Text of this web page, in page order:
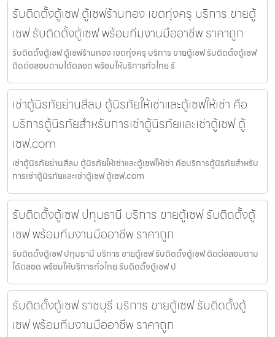
รับติดตั้งตู้เซฟ ตู้เซฟร้านทอง เขตทุ่งครุ บริการ ขายตู้
เซฟ รับติดตั้งตู้เซฟ พร้อมทีมงานมืออาชีพ ราคาถูก
รับติดตั้งตู้เซฟ ตู้เซฟร้านทอง เขตทุ่งครุ บริการ ขายตู้เซฟ รับติดตั้งตู้เซฟ
ติดต่อสอบถามได้ตลอด พร้อมให้บริการทั่วไทย รั
เช่าตู้นิรภัยย่านสีลม ตู้นิรภัยให้เช่าและตู้เซฟให้เช่า คือ
บริการตู้นิรภัยสำหรับการเช่าตู้นิรภัยและเช่าตู้เซฟ ตู้
เซฟ.com
เช่าตู้นิรภัยย่านสีลม ตู้นิรภัยให้เช่าและตู้เซฟให้เช่า คือบริการตู้นิรภัยสำหรับ
การเช่าตู้นิรภัยและเช่าตู้เซฟ ตู้เซฟ.com
รับติดตั้งตู้เซฟ ปทุมธานี บริการ ขายตู้เซฟ รับติดตั้งตู้
เซฟ พร้อมทีมงานมืออาชีพ ราคาถูก
รับติดตั้งตู้เซฟ ปทุมธานี บริการ ขายตู้เซฟ รับติดตั้งตู้เซฟ ติดต่อสอบถาม
ได้ตลอด พร้อมให้บริการทั่วไทย รับติดตั้งตู้เซฟ ป
รับติดตั้งตู้เซฟ ราชบุรี บริการ ขายตู้เซฟ รับติดตั้งตู้
เซฟ พร้อมทีมงานมืออาชีพ ราคาถูก